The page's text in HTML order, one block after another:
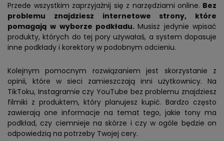
Przede wszystkim zaprzyjaźnij się z narzędziami online. Bez
problemu znajdziesz internetowe strony, które
pomagają w wyborze podkładu.Musisz jedynie wpisać
produkty, których do tej pory używałaś, a system dopasuje
inne podkłady i korektory w podobnym odcieniu.
Kolejnym pomocnym rozwiązaniem jest skorzystanie z
opinii, które w sieci zamieszczają inni użytkownicy. Na
TikToku, Instagramie czy YouTube bez problemu znajdziesz
filmiki z produktem, który planujesz kupić. Bardzo często
zawierają one informacje na temat tego, jakie tony ma
podkład, czy ciemnieje na skórze i czy w ogóle będzie on
odpowiedzią na potrzeby Twojej cery.